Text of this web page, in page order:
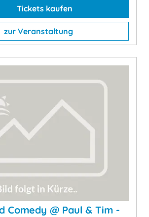
Tickets kaufen
zur Veranstaltung
Comedy @ Paul & Tim -